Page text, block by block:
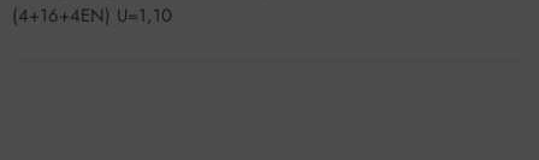
(4+16+4EN) U=1,10